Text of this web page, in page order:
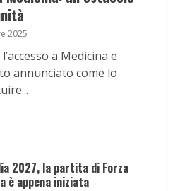
2025
a Medicina e
annunciato come lo
2027, la partita di Forza
è appena iniziata